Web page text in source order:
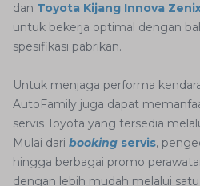
dan Toyota Kijang Innova
untuk bekerja optimal dengan
spesifikasi pabrikan.
Untuk menjaga performa
AutoFamily juga dapat
servis Toyota yang tersedia
Mulai dari booking servis,
hingga berbagai promo
dengan lebih mudah melalui satu